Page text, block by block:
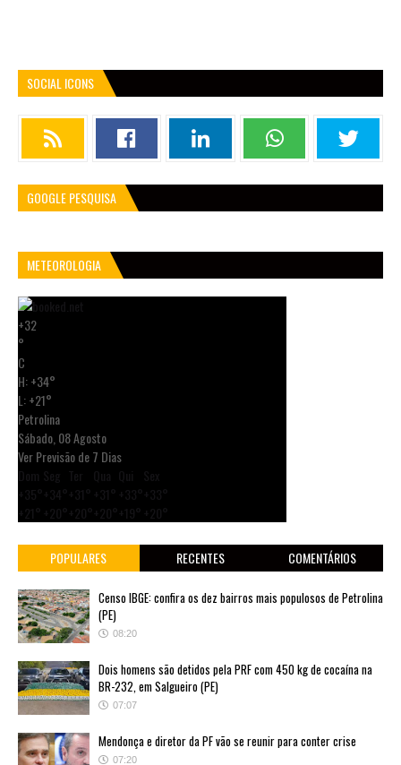
SOCIAL ICONS
GOOGLE PESQUISA
METEOROLOGIA
+32
°
C
H:+34°
L:+21°
Petrolina
Sábado, 08 Agosto
Ver Previsão de 7 Dias
POPULARES RECENTES COMENTÁRIOS
Censo IBGE: confira os dez bairros mais populosos de Petrolina
(PE)
08:20
Dois homens são detidos pela PRF com 450 kg de cocaína na
BR-232, em Salgueiro (PE)
07:07
Mendonça e diretor da PF vão se reunir para conter crise
07:20